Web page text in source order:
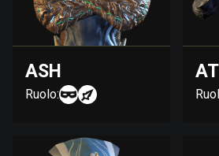
ASH
Ruolo: